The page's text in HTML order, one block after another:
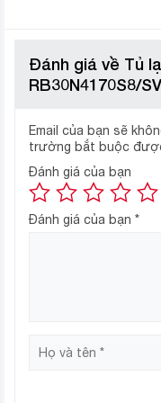
Với dung tích ngăn
Samsung 307 lít sẽ
Tủ lạnh
Đánh giá về Tủ
RB30N4170S8/
Email của bạn sẽ
trường bắt buộc
Đánh giá của bạn
Đánh giá của bạn *